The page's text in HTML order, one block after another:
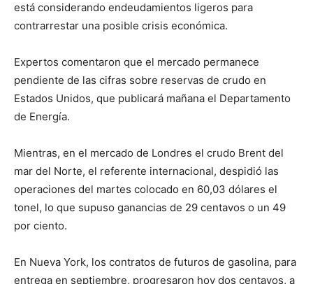
está considerando endeudamientos ligeros para
contrarrestar una posible crisis económica.
Expertos comentaron que el mercado permanece
pendiente de las cifras sobre reservas de crudo en
Estados Unidos, que publicará mañana el Departamento
de Energía.
Mientras, en el mercado de Londres el crudo Brent del
mar del Norte, el referente internacional, despidió las
operaciones del martes colocado en 60,03 dólares el
tonel, lo que supuso ganancias de 29 centavos o un 49
por ciento.
En Nueva York, los contratos de futuros de gasolina, para
entrega en septiembre, progresaron hoy dos centavos, a